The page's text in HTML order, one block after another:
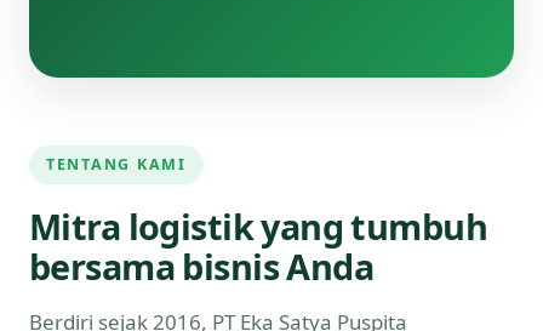
TENTANG KAMI
Mitra logistik yang tumbuh
bersama bisnis Anda
Berdiri sejak 2016, PT Eka Satya Puspita